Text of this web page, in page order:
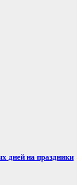
дней на праздники